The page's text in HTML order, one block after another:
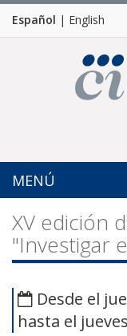
Español | English
MENÚ
XV edición
"Investigar
Desde el
hasta el